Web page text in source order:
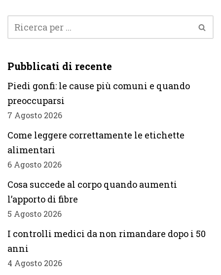
Pubblicati di recente
Piedi gonfi: le cause più comuni e quando
preoccuparsi
7 Agosto 2026
Come leggere correttamente le etichette
alimentari
6 Agosto 2026
Cosa succede al corpo quando aumenti
l’apporto di fibre
5 Agosto 2026
I controlli medici da non rimandare dopo i 50
anni
4 Agosto 2026